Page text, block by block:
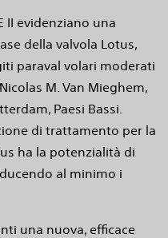
II evidenziano una
della valvola Lotus,
paraval volari moderati
M. Van Mieghem,
Paesi Bassi.
di trattamento per la
ha la potenzialità di
al minimo i
una nuova, efficace